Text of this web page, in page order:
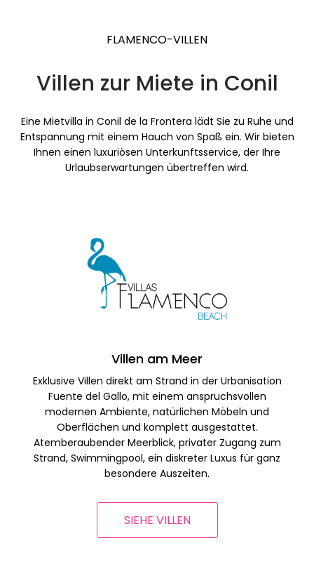
FLAMENCO-VILLEN
Villen zur Miete in Conil
Eine Mietvilla in Conil de la Frontera lädt Sie zu Ruhe und
Entspannung mit einem Hauch von Spaß ein. Wir bieten
Ihnen einen luxuriösen Unterkunftsservice, der Ihre
Urlaubserwartungen übertreffen wird.
Villen am Meer
Exklusive Villen direkt am Strand in der Urbanisation
Fuente del Gallo, mit einem anspruchsvollen
modernen Ambiente, natürlichen Möbeln und
Oberflächen und komplett ausgestattet.
Atemberaubender Meerblick, privater Zugang zum
Strand, Swimmingpool, ein diskreter Luxus für ganz
besondere Auszeiten.
SIEHE VILLEN